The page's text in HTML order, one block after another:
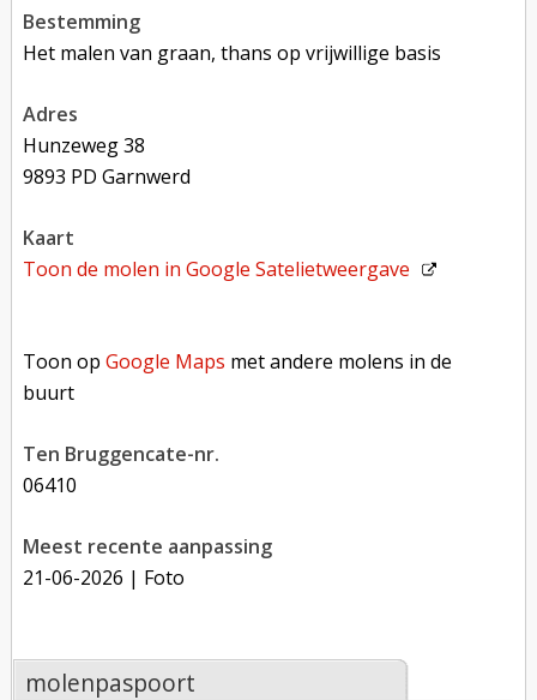
bestemming
Het malen van graan, thans op vrijwillige basis
adres
Hunzeweg 38
9893 PD Garnwerd
kaart
Toon de molen inGoogle Satelietweergave
Toon opGoogle Maps met andere molens in de
buurt
Ten Bruggencate-nr.
06410
Meest recente aanpassing
21-06-2026 | Foto
molenpaspoort